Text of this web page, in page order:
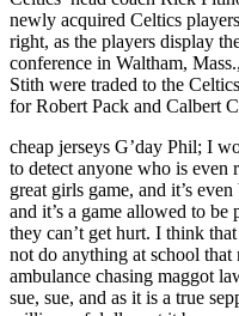
newly acquired Celtics
right, as the players display
conference in Waltham,
Stith were traded to the
for Robert Pack and Calbert
cheap jerseys G’day Phil; I
to detect anyone who is even
great girls game, and it’s
and it’s a game allowed to
they can’t get hurt. I think
not do anything at school that
ambulance chasing maggot
sue, sue, and as it is a true